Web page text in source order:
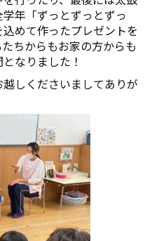
年「ずっとずっとずっ
めて作ったプレゼントを
ちからもお家の方からも
なりました！
しくださいましてありが